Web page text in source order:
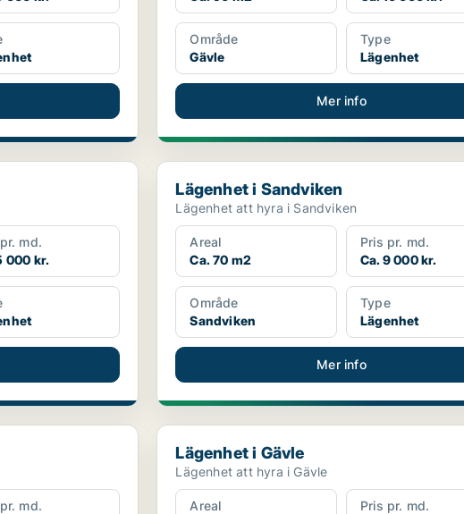
Område
Gävle
Type
Lägenhet
Mer info
md.
000 kr.
Lägenhet i Sandviken
Lägenhet i Sandviken
Lägenhet att hyra i Sandviken
Areal
Ca. 70 m2
Pris pr. md.
Ca. 9 000 kr.
Område
Sandviken
Type
Lägenhet
Mer info
md.
Lägenhet i Gävle
Lägenhet i Gävle
Lägenhet att hyra i Gävle
Areal
Pris pr. md.